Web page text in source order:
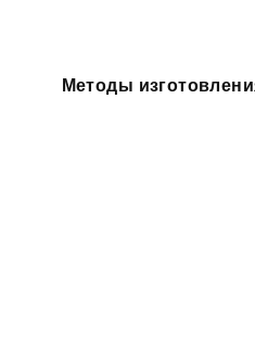
Методы